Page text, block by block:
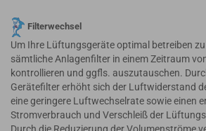
Filterwechsel
Um Ihre Lüftungsgeräte optimal betreiben
sämtliche Anlagenfilter in einem Zeitraum
kontrollieren und ggfls. auszutauschen.
Gerätefilter erhöht sich der Luftwiderstand
eine geringere Luftwechselrate sowie einen
Stromverbrauch und Verschleiß der